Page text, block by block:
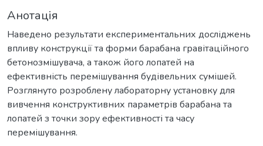
Анотація
Наведено результати експериментальних досліджень
впливу конструкції та форми барабана гравітаційного
бетонозмішувача, а також його лопатей на
ефективність перемішування будівельних сумішей.
Розглянуто розроблену лабораторну установку для
вивчення конструктивних параметрів барабана та
лопатей з точки зору ефективності та часу
перемішування.